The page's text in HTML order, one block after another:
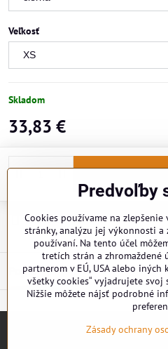
Veľkosť
Skladom
33,83 €
Doručenia
Popis
Predvoľby
Cookies používame na
stránky, analýzu jej výkonnosti
používaní. Na tento účel
tretích strán a zhromaždené
partnerom v EÚ, USA alebo
všetky cookies“ vyjadrujete
Nižšie môžete nájsť podrobné
Zásady ochrany